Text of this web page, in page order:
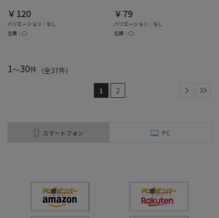
￥120
バリエーション：なし
在庫：○
￥79
バリエーション：なし
在庫：○
1～30件 （全37件）
1 2
スマートフォン PC